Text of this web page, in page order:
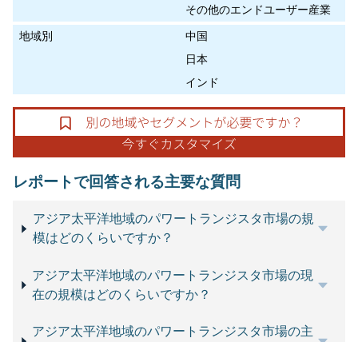
その他のエンドユーザー産業
地域別
中国
日本
インド
レポートで回答される主要な質問
アジア太平洋地域のパワートランジスタ市場の規
模はどのくらいですか？
アジア太平洋地域のパワートランジスタ市場の現
在の規模はどのくらいですか？
アジア太平洋地域のパワートランジスタ市場の主